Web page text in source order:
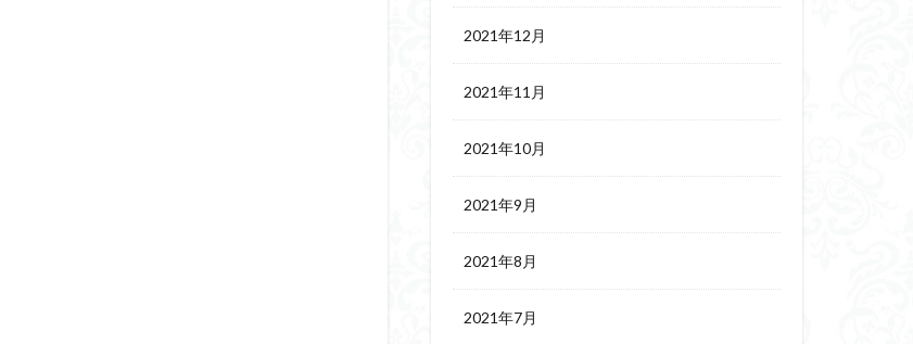
2021年12月
2021年11月
2021年10月
2021年9月
2021年8月
2021年7月